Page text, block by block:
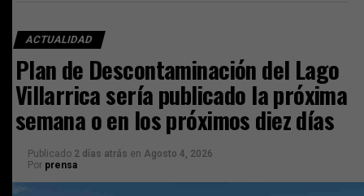
ACTUALIDAD
Plan de Descontaminación del Lago
Villarrica sería publicado la próxima
semana o en los próximos diez días
Publicado 2 días atrás en Agosto 4, 2026
Por prensa